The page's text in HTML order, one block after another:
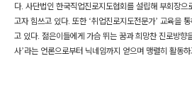
다. 사단법인 한국직업진로지도협회를 설립해 부회장으
고자 힘쓰고 있다.또한 ‘취업진로지도전문가’ 교육을
고 있다. 젊은이들에게 가슴 뛰는 꿈과 희망찬 진로방향
사’라는 언론으로부터 닉네임까지 얻으며 맹렬히 활동